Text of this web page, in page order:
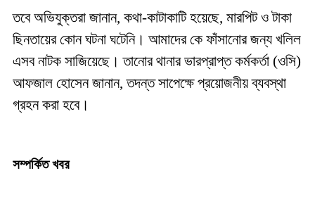
তবে অভিযুক্তরা জানান, কথা-কাটাকাটি হয়েছে, মারপিট ও টাকা
ছিনতায়ের কোন ঘটনা ঘটেনি। আমাদের কে ফাঁসানোর জন্য খলিল
এসব নাটক সাজিয়েছে। তানোর থানার ভারপ্রাপ্ত কর্মকর্তা (ওসি)
আফজাল হোসেন জানান, তদন্ত সাপেক্ষে প্রয়োজনীয় ব্যবস্থা
গ্রহন করা হবে।
সম্পর্কিত খবর